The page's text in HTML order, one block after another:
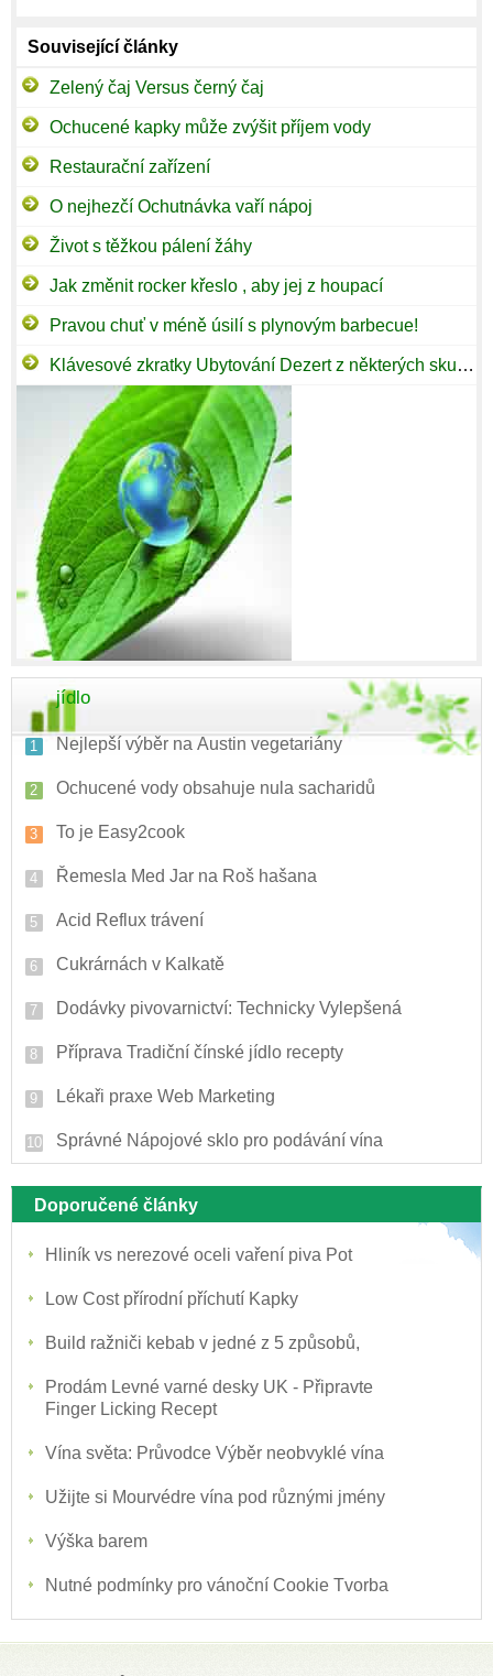
Související články
Zelený čaj Versus černý čaj
Ochucené kapky může zvýšit příjem vody
Restaurační zařízení
O nejhezčí Ochutnávka vaří nápoj
Život s těžkou pálení žáhy
Jak změnit rocker křeslo , aby jej z houpací
Pravou chuť v méně úsilí s plynovým barbecue!
Klávesové zkratky Ubytování Dezert z některých skutečných odborníků
jídlo
Nejlepší výběr na Austin vegetariány
Ochucené vody obsahuje nula sacharidů
To je Easy2cook
Řemesla Med Jar na Roš hašana
Acid Reflux trávení
Cukrárnách v Kalkatě
Dodávky pivovarnictví: Technicky Vylepšená
Příprava Tradiční čínské jídlo recepty
Lékaři praxe Web Marketing
Správné Nápojové sklo pro podávání vína
Doporučené články
Hliník vs nerezové oceli vaření piva Pot
Low Cost přírodní příchutí Kapky
Build ražniči kebab v jedné z 5 způsobů,
Prodám Levné varné desky UK - Připravte
Finger Licking Recept
Vína světa: Průvodce Výběr neobvyklé vína
Užijte si Mourvédre vína pod různými jmény
Výška barem
Nutné podmínky pro vánoční Cookie Tvorba